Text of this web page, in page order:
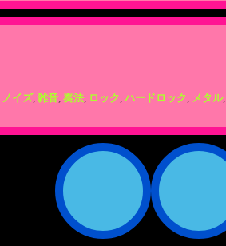
ノイズ, 雑音, 奏法, ロック, ハードロック, メタル,